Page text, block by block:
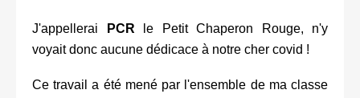
J'appellerai PCR le Petit Chaperon Rouge, n'y
voyait donc aucune dédicace à notre cher covid !
Ce travail a été mené par l'ensemble de ma classe